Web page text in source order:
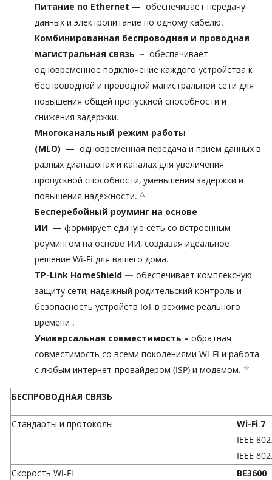
Питание по Ethernet — обеспечивает передачу
данных и электропитание по одному кабелю.
Комбинированная беспроводная и проводная
магистральная связь – обеспечивает
одновременное подключение каждого устройства к
беспроводной и проводной магистральной сети для
повышения общей пропускной способности и
снижения задержки.
Многоканальный режим работы
(MLO) — одновременная передача и прием данных в
разных диапазонах и каналах для увеличения
пропускной способности, уменьшения задержки и
повышения надежности. △
Бесперебойный роуминг на основе
ИИ — формирует единую сеть со встроенным
роумингом на основе ИИ, создавая идеальное
решение Wi-Fi для вашего дома.
TP-Link HomeShield — обеспечивает комплексную
защиту сети, надежный родительский контроль и
безопасность устройств IoT в режиме реального
времени .
Универсальная совместимость – обратная
совместимость со всеми поколениями Wi-Fi и работа
с любым интернет-провайдером (ISP) и модемом. ☆
БЕСПРОВОДНАЯ СВЯЗЬ
Стандарты и протоколы
Wi-Fi 7
IEEE
IEEE
Скорость Wi-Fi
BE3600